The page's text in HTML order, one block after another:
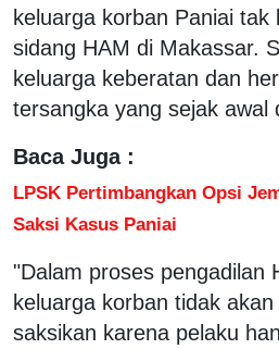
keluarga korban Paniai tak
sidang HAM di Makassar.
keluarga keberatan dan
tersangka yang sejak awal
Baca Juga :
LPSK Pertimbangkan Opsi
Saksi Kasus Paniai
"Dalam proses pengadilan
keluarga korban tidak
saksikan karena pelaku